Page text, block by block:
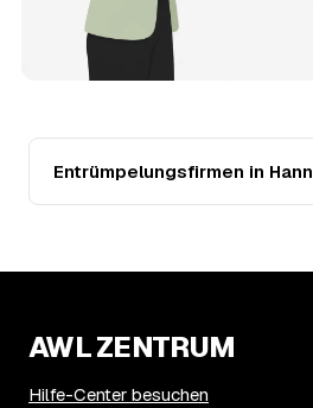
teurer?
Seit 2024 verlief die
(−26 %), mit dem bisherigen
Daten zeigen: Wer frühzeitig
wie sich der Markt
14 Warum schwankt der Preis
Etage ohne Aufzug oder viel
Auch anrechenbare
Sondermüllanteil verschieben den
Entrümpelungsfirmen in
AWL ZENTRUM
Hilfe-Center besuchen